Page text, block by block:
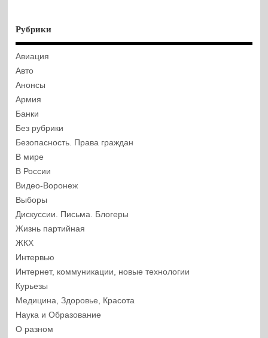
Рубрики
Авиация
Авто
Анонсы
Армия
Банки
Без рубрики
Безопасность. Права граждан
В мире
В России
Видео-Воронеж
Выборы
Дискуссии. Письма. Блогеры
Жизнь партийная
ЖКХ
Интервью
Интернет, коммуникации, новые технологии
Курьезы
Медицина, Здоровье, Красота
Наука и Образование
О разном